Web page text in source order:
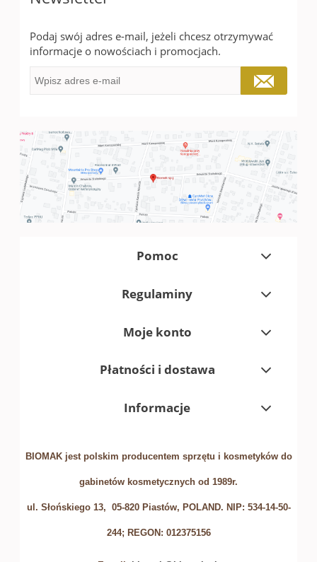
Podaj swój adres e-mail, jeżeli chcesz otrzymywać
informacje o nowościach i promocjach.
Pomoc
Regulaminy
Moje konto
Płatności i dostawa
Informacje
BIOMAK jest polskim producentem sprzętu i kosmetyków do
gabinetów kosmetycznych od 1989r.
ul. Słońskiego 13, 05-820 Piastów, POLAND. NIP: 534-14-50-
244; REGON: 012375156